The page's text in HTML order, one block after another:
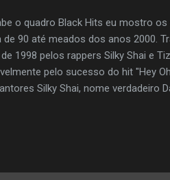
o quadro Black Hits eu mostro
de 90 até meados dos anos 2000.
1998 pelos rappers Silky Shai e
pelo sucesso do hit "Hey
Silky Shai, nome verdadeiro
sucesso e levou a banda assinar
peau. No final de 2005, o grupo